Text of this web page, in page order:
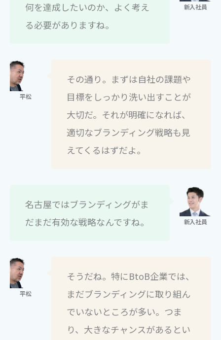
何を達成したいのか、よく考え
る必要がありますね。
その通り。まずは自社の課題や
目標をしっかり洗い出すことが
大切だ。それが明確になれば、
適切なブランディング戦略も見
えてくるはずだよ。
名古屋ではブランディングがま
だまだ有効な戦略なんですね。
そうだね。特にBtoB企業では、
まだブランディングに取り組ん
でいないところが多い。つま
り、大きなチャンスがあるとい